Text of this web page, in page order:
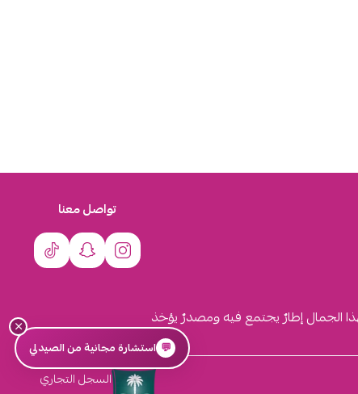
الجمال إطارٌ يجتمع فيه ومصدرٌ يؤخذ
تواصل معنا
السجل التجاري
×
💬 استشارة مجانية من الصيدلي